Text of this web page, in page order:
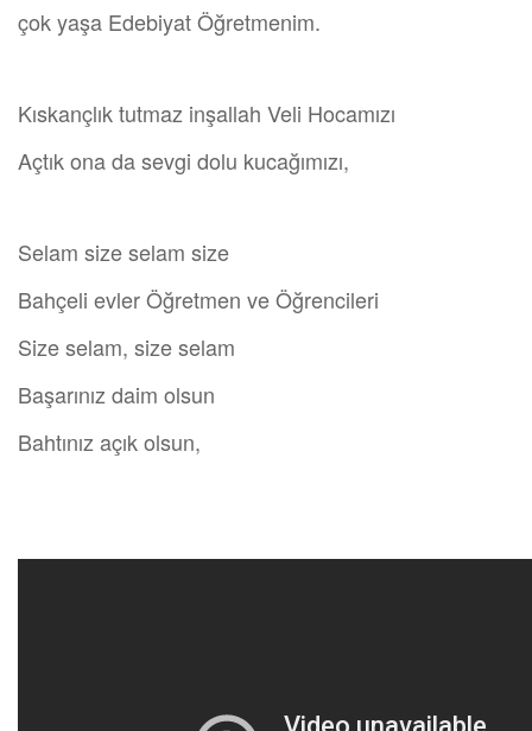
çok yaşa Edebiyat Öğretmenim.
Kıskançlık tutmaz inşallah Veli Hocamızı
Açtık ona da sevgi dolu kucağımızı,
Selam size selam size
Bahçeli evler Öğretmen ve Öğrencileri
Size selam, size selam
Başarınız daim olsun
Bahtınız açık olsun,